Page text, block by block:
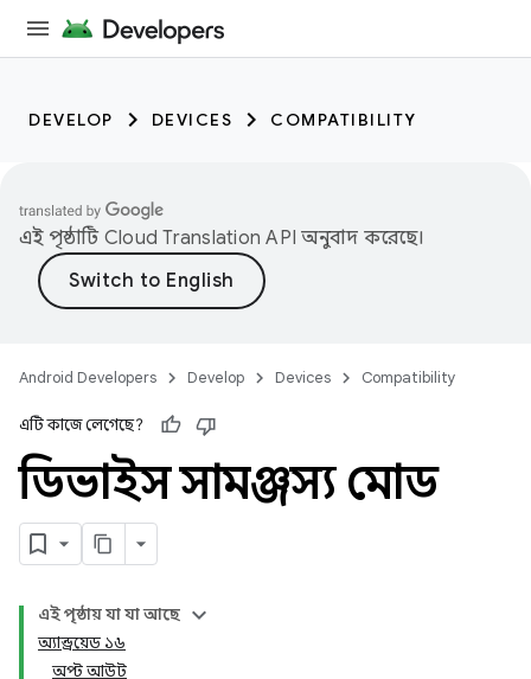
DEVELOP DEVICES COMPATIBILITY
এই পৃষ্ঠাটি Cloud Translation API অনুবাদ করেছে।
Android Developers Develop Devices Compatibility
এটি কাজে লেগেছে?
ডিভাইস সামঞ্জস্য মোড
এই পৃষ্ঠায় যা যা আছে
অ্যান্ড্রয়েড ১৬
অপ্ট আউট